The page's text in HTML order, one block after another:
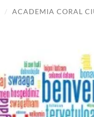
/ ACADEMIA CORAL